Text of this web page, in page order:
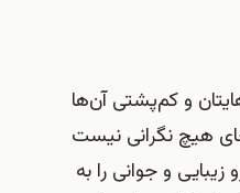
ممکن است از ریزش ابروهایتان و کم‎‌پشتی آن‌ها
نیست
را به